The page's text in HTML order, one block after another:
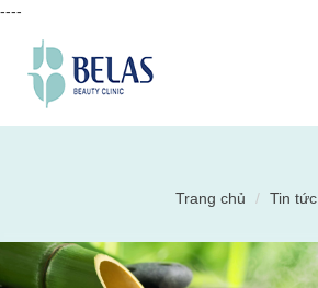
----
Trang chủ Tin tức